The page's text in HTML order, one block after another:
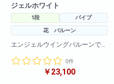
ジェルホワイト
1段
パイプ
花 バルーン
エンジェルウイングバルーンで
足元が可愛いフリルに可愛いリ
ボンがついた商品です。
0件
￥23,100